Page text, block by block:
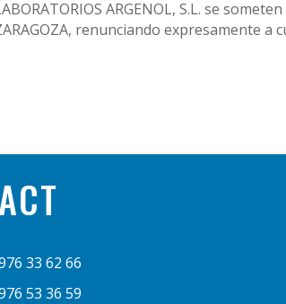
ARGENOL, S.L. se
renunciando expresamente
33 62 66
53 36 59